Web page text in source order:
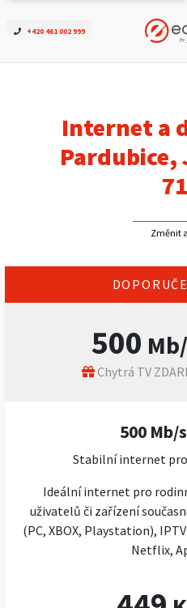
+420 461 002 999
Ověřit
ČEZNET TV
Kontakt
Internet a
Pardubice,
Změnit
500
Chytrá TV
500 Mb/s
Stabilní internet pro
Ideální internet pro
uživatelů či zařízení
(PC, XBOX, Playstation),
Netflix,